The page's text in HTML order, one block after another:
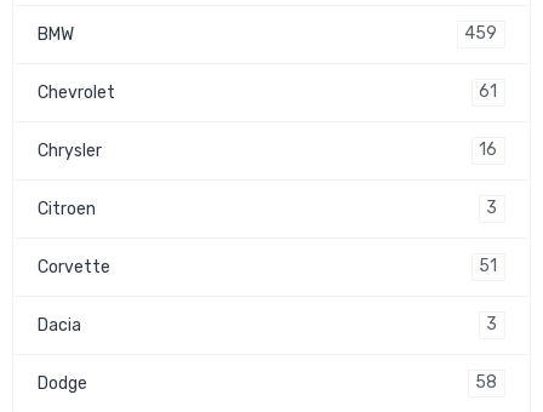
BMW 459
Chevrolet 61
Chrysler 16
Citroen 3
Corvette 51
Dacia 3
Dodge 58